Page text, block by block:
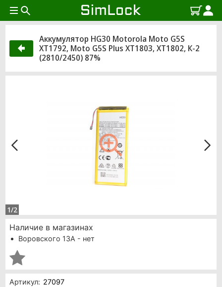
Аккумулятор HG30 Motorola Moto G5S
XT1792, Moto G5S Plus XT1803, XT1802, К-2
(2810/2450) 87%
1/2
Артикул: 27097
Наличие в магазинах
Воровского 13А - нет